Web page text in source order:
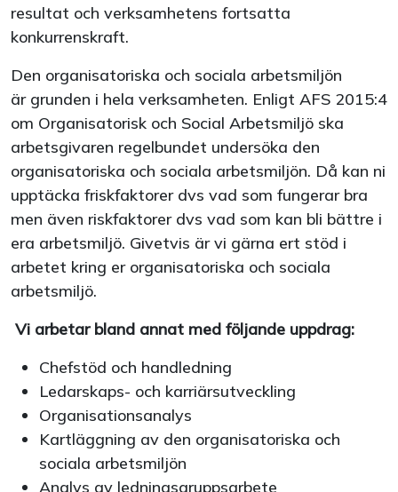
resultat och verksamhetens fortsatta
konkurrenskraft.
Den organisatoriska och sociala arbetsmiljön
är grunden i hela verksamheten. Enligt AFS 2015:4
om Organisatorisk och Social Arbetsmiljö ska
arbetsgivaren regelbundet undersöka den
organisatoriska och sociala arbetsmiljön. Då kan ni
upptäcka friskfaktorer dvs vad som fungerar bra
men även riskfaktorer dvs vad som kan bli bättre i
era arbetsmiljö. Givetvis är vi gärna ert stöd i
arbetet kring er organisatoriska och sociala
arbetsmiljö.
Vi arbetar bland annat med följande uppdrag:
Chefstöd och handledning
Ledarskaps- och karriärsutveckling
Organisationsanalys
Kartläggning av den organisatoriska och
sociala arbetsmiljön
Analys av ledningsgruppsarbete